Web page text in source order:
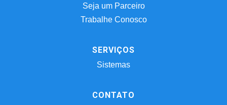
Seja um Parceiro
Trabalhe Conosco
SERVIÇOS
Sistemas
CONTATO